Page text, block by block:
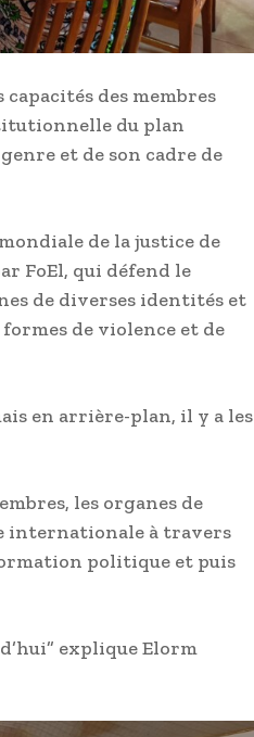
des membres
du plan
et de son cadre de
de la justice de
FoEl, qui défend le
de diverses identités et
de violence et de
en arrière-plan, il y a les
les organes de
internationale à travers
politique et puis
explique Elorm